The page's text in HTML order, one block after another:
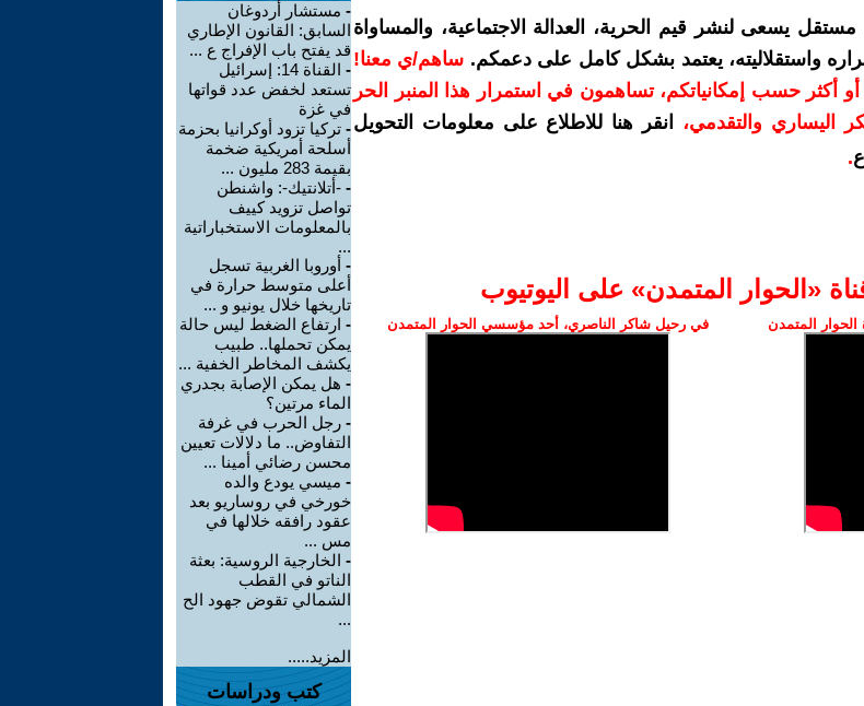
يسعى لنشر قيم الحرية، العدالة الاجتماعية، والمساواة
واستقلاليته، يعتمد بشكل كامل على دعمكم. ساهم/ي معنا!
سنويًا أو أكثر حسب إمكانياتكم، تساهمون في استمرار هذا المنبر الحر
اليساري والتقدمي،
انقر هنا للاطلاع على معلومات التحويل
.
‫«الحوار المتمدن» على اليوتيوب
المتمدن في رحيل شاكر الناصري، أحد مؤسسي الحوار المتمدن
- مستشار أردوغان
السابق: القانون الإطاري
قد يفتح باب الإفراج ع ...
-
القناة 14: إسرائيل
تستعد لخفض عدد قواتها
في غزة
- تركيا تزود أوكرانيا بحزمة
أسلحة أمريكية ضخمة
بقيمة 283 مليون ...
- -أتلانتيك-: واشنطن
تواصل تزويد كييف
بالمعلومات الاستخباراتية
...
- أوروبا الغربية تسجل
أعلى متوسط حرارة في
تاريخها خلال يونيو و ...
- ارتفاع الضغط ليس حالة
يمكن تحملها.. طبيب
يكشف المخاطر الخفية ...
- هل يمكن الإصابة بجدري
الماء مرتين؟
- رجل الحرب في غرفة
التفاوض.. ما دلالات تعيين
محسن رضائي أمينا ...
- ميسي يودع والده
خورخي في روساريو بعد
عقود رافقه خلالها في
مس ...
- الخارجية الروسية: بعثة
الناتو في القطب
الشمالي تقوض جهود الح
...
المزيد.....
كتب ودراسات